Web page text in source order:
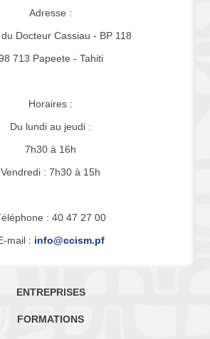
Adresse :
Docteur Cassiau - BP 118
713 Papeete - Tahiti
Horaires :
Du lundi au jeudi :
7h30 à 16h
Vendredi : 7h30 à 15h
: 40 47 27 00
mail : info@ccism.pf
ENTREPRISES
FORMATIONS